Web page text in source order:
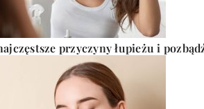
przyczyny łupieżu i